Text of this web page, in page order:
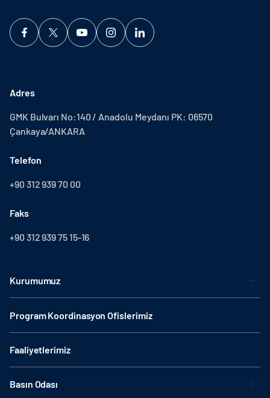
Adres
GMK Bulvarı No:140 / Anadolu Meydanı PK: 06570
Çankaya/ANKARA
Telefon
+90 312 939 70 00
Faks
+90 312 939 75 15-16
Kurumumuz
Program Koordinasyon Ofislerimiz
Faaliyetlerimiz
Basın Odası